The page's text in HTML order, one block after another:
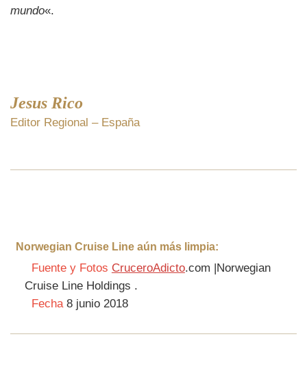
mundo«.
Jesus Rico
Editor Regional – España
Norwegian Cruise Line aún más limpia:
Fuente y Fotos CruceroAdicto.com |Norwegian
Cruise Line Holdings .
Fecha8 junio 2018